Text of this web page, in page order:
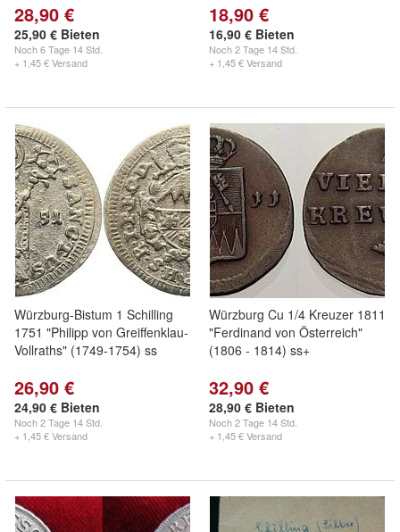
28,90 €
25,90 € Bieten
Noch6 Tage 14 Std.
+ 1,45 € Versand
18,90 €
16,90 € Bieten
Noch2 Tage 14 Std.
+ 1,45 € Versand
Würzburg-Bistum 1 Schilling
1751 "Philipp von Greiffenklau-
Vollraths" (1749-1754) ss
26,90 €
24,90 € Bieten
Noch2 Tage 14 Std.
+ 1,45 € Versand
Würzburg Cu 1/4 Kreuzer 1811
"Ferdinand von Österreich"
(1806 - 1814) ss+
32,90 €
28,90 € Bieten
Noch2 Tage 14 Std.
+ 1,45 € Versand